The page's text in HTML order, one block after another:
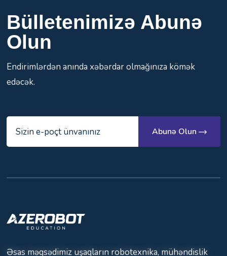
Bülletenimizə Abunə
Olun
Endirimlərdən anında xəbərdar olmağınıza kömək
edəcək.
Abunə Olun
Əsas məqsədimiz uşaqların robotexnika, mühəndislik